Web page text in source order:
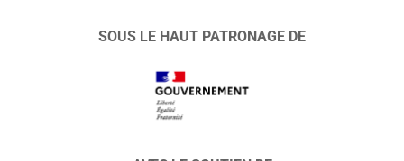
SOUS LE HAUT PATRONAGE DE